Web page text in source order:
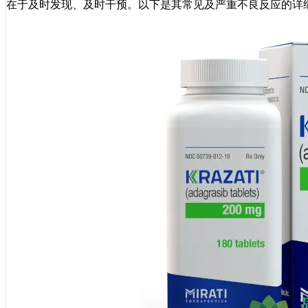
在于及时发现、及时干预。以下是其常见及严重不良反应的详